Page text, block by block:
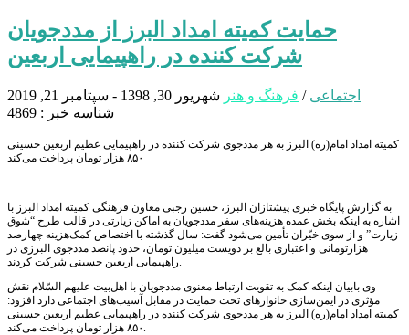
حمایت کمیته امداد البرز از مددجویان
شرکت کننده در راهپیمایی اربعین
اجتماعی / فرهنگ و هنر شهریور 30, 1398 - سپتامبر 21, 2019
شناسه خبر : 4869
کمیته امداد امام(ره) البرز به هر مددجوی شرکت کننده در راهپیمایی عظیم اربعین حسینی
۸۵۰ هزار تومان پرداخت می‌کند
به گزارش پایگاه خبری پیشتازان البرز، حسین رجبی معاون فرهنگی کمیته امداد البرز با
اشاره به اینکه بخش عمده هزینه‌های سفر مددجویان به اماکن زیارتی در قالب طرح “شوق
زیارت” و از سوی خیّران تأمین می‌شود گفت: سال گذشته با اختصاص کمک‌هزینه چهارصد
هزارتومانی و اعتباری بالغ بر دویست میلیون تومان، حدود پانصد مددجوی البرزی در
راهپیمایی اربعین حسینی شرکت کردند.
وی بابیان اینکه کمک به تقویت ارتباط معنوی مددجویان با اهل‌بیت علیهم السّلام نقش
مؤثری در ایمن‌سازی خانوارهای تحت حمایت در مقابل آسیب‌های اجتماعی دارد افزود:
کمیته امداد امام(ره) البرز به هر مددجوی شرکت کننده در راهپیمایی عظیم اربعین حسینی
۸۵۰ هزار تومان پرداخت می‌کند.